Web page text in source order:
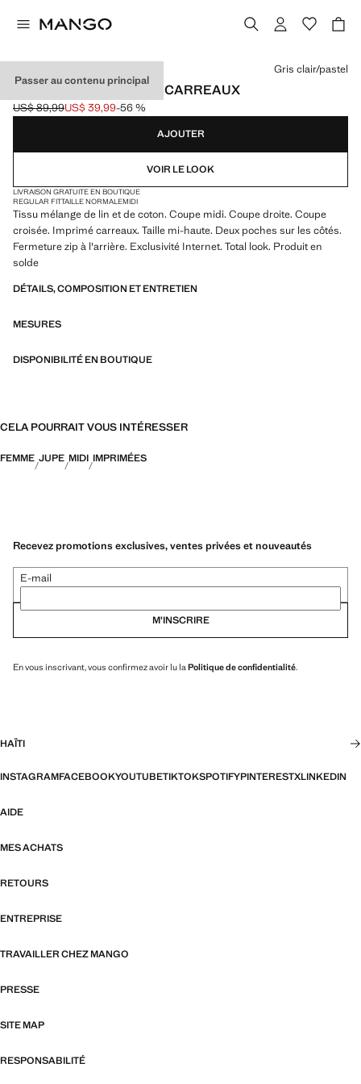
Passer au contenu principal
JUPE PORTEFEUILLE À CARREAUX
Prix initial barré [US$ 89,99 ]
US$ 89,99
Prix actuel [US$ 39,99 ]
US$ 39,99-56 %
Choisissez une couleur
Gris clair/pastel
AJOUTER
VOIR LE LOOK
LIVRAISON GRATUITE EN BOUTIQUE
REGULAR FITTAILLE NORMALEMIDI
Tissu mélange de lin et de coton. Coupe midi. Coupe droite. Coupe
croisée. Imprimé carreaux. Taille mi-haute. Deux poches sur les côtés.
Fermeture zip à l'arrière. Exclusivité Internet. Total look. Produit en
solde
DÉTAILS, COMPOSITION ET ENTRETIEN
MESURES
DISPONIBILITÉ EN BOUTIQUE
CELA POURRAIT VOUS INTÉRESSER
FEMME JUPE MIDI IMPRIMÉES
Recevez promotions exclusives, ventes privées et nouveautés
E-mail
M’INSCRIRE
En vous inscrivant, vous confirmez avoir lu la Politique de confidentialité.
HAÏTI
INSTAGRAMFACEBOOKYOUTUBETIKTOKSPOTIFYPINTERESTXLINKEDIN
AIDE
MES ACHATS
RETOURS
ENTREPRISE
TRAVAILLER CHEZ MANGO
PRESSE
SITE MAP
RESPONSABILITÉ